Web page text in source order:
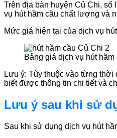
Trên địa bàn huyện Củ Chi,
vụ hút hầm cầu chất lượng và
Mức giá hiện tại của dịch vụ
Bảng giá dịch vụ hút
Lưu ý: Tùy thuộc vào từng
biết được thông tin chi tiết và
Lưu ý sau khi sử
Sau khi sử dụng dịch vụ hút